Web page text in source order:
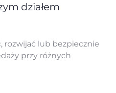
działem
rozwijać lub bezpiecznie
przy różnych